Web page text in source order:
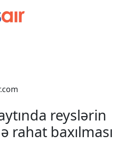
reyslərin
rahat baxılması